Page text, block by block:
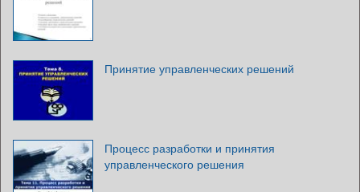
Принятие управленческих решений
Процесс разработки и принятия
управленческого решения